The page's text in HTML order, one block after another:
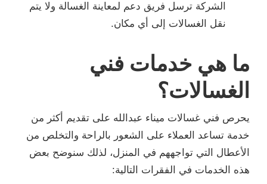
الشركة ترسل فريق دعم لمعاينة الغسالة ولا يتم
نقل الغسالات إلى أي مكان.
ما هي خدمات فني
الغسالات؟
يحرص فني غسالات ميناء عبدالله على تقديم أكثر من
خدمة تساعد العملاء على الشعور بالراحة والتخلص من
الأعطال التي تواجههم في المنزل، لذلك سنوضح بعض
هذه الخدمات في الفقرات التالية: